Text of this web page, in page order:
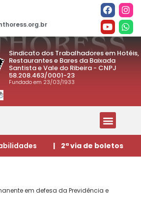
Sindicato dos Trabalhadores em Hotéis,
Restaurantes e Bares da Baixada
Santista e Vale do Ribeira - CNPJ
58.208.463/0001-23
Fundado em 23/03/1933
| 2ª via de boletos
em defesa da Previdência e